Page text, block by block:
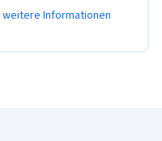
weitere Informationen